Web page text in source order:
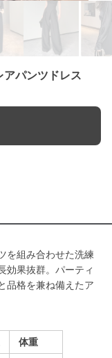
アパンツドレス
を組み合わせた洗練
効果抜群。パーティ
品格を兼ね備えたア
体重